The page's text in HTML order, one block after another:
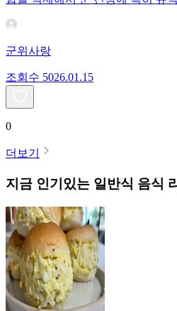
군위사랑
조회수 5026.01.15
0
더보기
지금 인기있는 일반식 음식